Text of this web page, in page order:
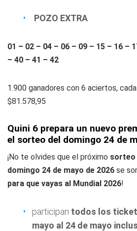
POZO EXTRA
01 – 02 – 04 – 06 – 09 – 15 – 16 –
– 40 – 41 – 42
1.900 ganadores con 6 aciertos,
$81.578,95
Quini 6 prepara un nuevo
el sorteo del domingo 24 de
¡No te olvides que el próximo sorteo
domingo 24 de mayo de 2026 se
para que vayas al Mundial 2026!
participan todos los
mayo al 24 de mayo